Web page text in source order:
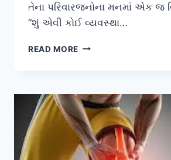
તેના પરિવારજનોના મનમાં એક જ
“શું એવી કોઈ વ્યવસ્થા…
READ MORE વસ્ત્રાલ
હોમ
વિઝિટ
ફિઝિયોથેરાપી
સેવાઓ.